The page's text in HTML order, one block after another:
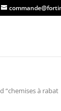
“chemises à rabat